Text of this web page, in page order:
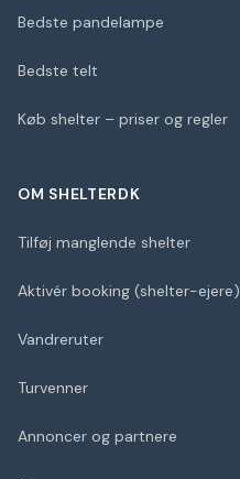
Bedste pandelampe
Bedste telt
Køb shelter – priser og regler
OM SHELTERDK
Tilføj manglende shelter
Aktivér booking (shelter-ejere)
Vandreruter
Turvenner
Annoncer og partnere